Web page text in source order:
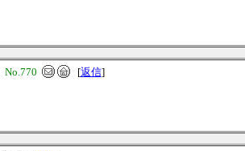
No.770 [返信]